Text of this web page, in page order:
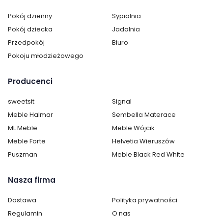
Cechy charakterystyczne
Głębokość: 40 cm
Pokój dzienny
Sypialnia
Pokój dziecka
Jadalnia
Przedpokój
Biuro
Pokoju młodzieżowego
Producenci
sweetsit
Signal
Meble Halmar
Sembella Materace
ML Meble
Meble Wójcik
Meble Forte
Helvetia Wieruszów
Puszman
Meble Black Red White
Nasza firma
Dostawa
Polityka prywatności
Regulamin
O nas